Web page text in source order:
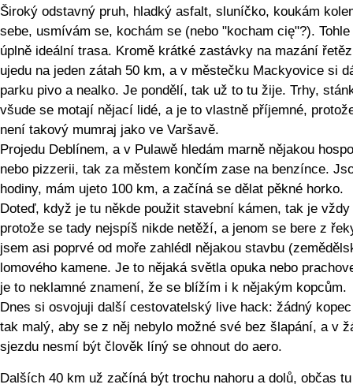
Široký odstavný pruh, hladký asfalt, sluníčko, koukám
sebe, usmívám se, kochám se (nebo "kocham cię"?). Tohle
úplně ideální trasa. Kromě krátké zastávky na mazání
ujedu na jeden zátah 50 km, a v městečku Mackyovice si
parku pivo a nealko. Je pondělí, tak už to tu žije. Trhy,
všude se motají nějací lidé, a je to vlastně příjemné,
není takový mumraj jako ve Varšavě.
Projedu Deblínem, a v Pulawě hledám marně nějakou
nebo pizzerii, tak za městem končím zase na benzínce.
hodiny, mám ujeto 100 km, a začíná se dělat pěkné horko.
Doteď, když je tu někde použit stavební kámen, tak je
protože se tady nejspíš nikde netěží, a jenom se bere z
jsem asi poprvé od moře zahlédl nějakou stavbu
lomového kamene. Je to nějaká světla opuka nebo
je to neklamné znamení, že se blížím i k nějakým kopcům.
Dnes si osvojuji další cestovatelský live hack: žádný
tak malý, aby se z něj nebylo možné své bez šlapání, a v
sjezdu nesmí být člověk líný se ohnout do aero.
Dalších 40 km už začíná být trochu nahoru a dolů, občas